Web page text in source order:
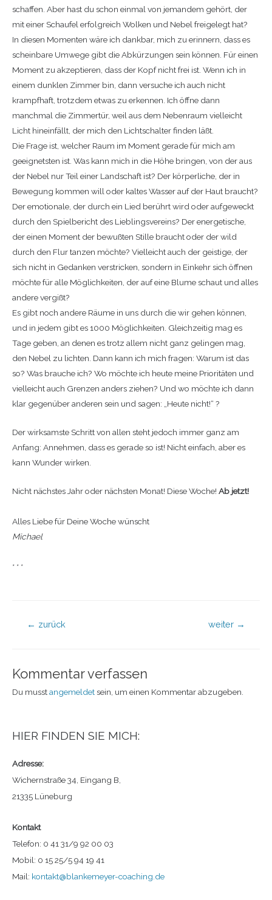
schaffen. Aber hast du schon einmal von jemandem gehört, der
mit einer Schaufel erfolgreich Wolken und Nebel freigelegt hat?
In diesen Momenten wäre ich dankbar, mich zu erinnern, dass es
scheinbare Umwege gibt die Abkürzungen sein können. Für einen
Moment zu akzeptieren, dass der Kopf nicht frei ist. Wenn ich in
einem dunklen Zimmer bin, dann versuche ich auch nicht
krampfhaft, trotzdem etwas zu erkennen. Ich öffne dann
manchmal die Zimmertür, weil aus dem Nebenraum vielleicht
Licht hineinfällt, der mich den Lichtschalter finden läßt.
Die Frage ist, welcher Raum im Moment gerade für mich am
geeignetsten ist. Was kann mich in die Höhe bringen, von der aus
der Nebel nur Teil einer Landschaft ist? Der körperliche, der in
Bewegung kommen will oder kaltes Wasser auf der Haut braucht?
Der emotionale, der durch ein Lied berührt wird oder aufgeweckt
durch den Spielbericht des Lieblingsvereins? Der energetische,
der einen Moment der bewußten Stille braucht oder der wild
durch den Flur tanzen möchte? Vielleicht auch der geistige, der
sich nicht in Gedanken verstricken, sondern in Einkehr sich öffnen
möchte für alle Möglichkeiten, der auf eine Blume schaut und alles
andere vergißt?
Es gibt noch andere Räume in uns durch die wir gehen können,
und in jedem gibt es 1000 Möglichkeiten. Gleichzeitig mag es
Tage geben, an denen es trotz allem nicht ganz gelingen mag,
den Nebel zu lichten. Dann kann ich mich fragen: Warum ist das
so? Was brauche ich? Wo möchte ich heute meine Prioritäten und
vielleicht auch Grenzen anders ziehen? Und wo möchte ich dann
klar gegenüber anderen sein und sagen: „Heute nicht!“ ?
Der wirksamste Schritt von allen steht jedoch immer ganz am
Anfang: Annehmen, dass es gerade so ist! Nicht einfach, aber es
kann Wunder wirken.
Nicht nächstes Jahr oder nächsten Monat! Diese Woche! Ab jetzt!
Alles Liebe für Deine Woche wünscht
Michael
* * *
← zurück weiter →
Kommentar verfassen
Du musstangemeldetsein, um einen Kommentar abzugeben.
HIER FINDEN SIE MICH:
Adresse:
Wichernstraße 34, Eingang B,
21335 Lüneburg
Kontakt
Telefon: 0 41 31/9 92 00 03
Mobil: 0 15 25/5 94 19 41
Mail: kontakt@blankemeyer-coaching.de